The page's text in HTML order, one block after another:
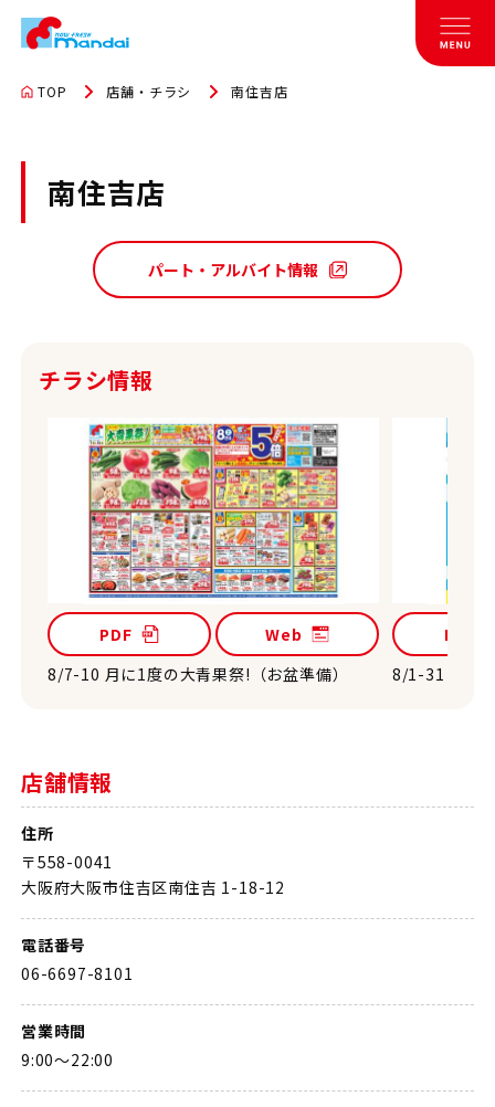
TOP 店舗・チラシ 南住吉店
南住吉店
パート・アルバイト情報
チラシ情報
PDF
Web
8/7-10 月に1度の大青果祭!（お盆準備）
PDF
8/1-31 第3回
店舗情報
住所
〒558-0041
大阪府大阪市住吉区南住吉 1-18-12
電話番号
06-6697-8101
営業時間
9:00～22:00